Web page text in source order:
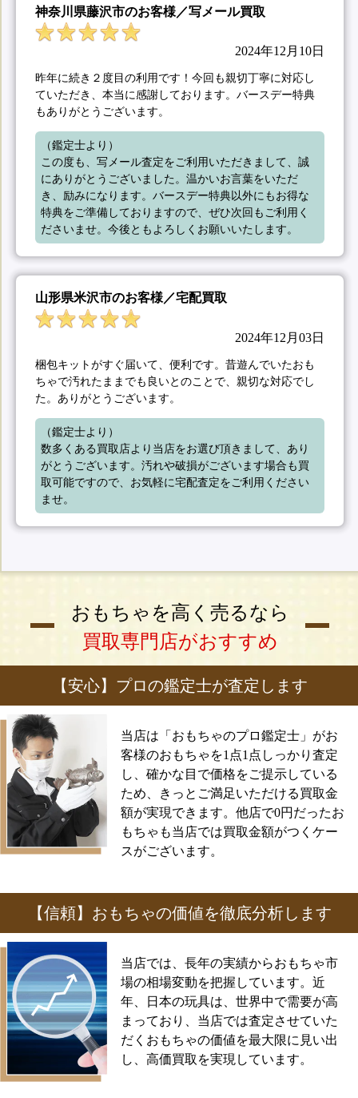
神奈川県藤沢市のお客様／写メール買取
2024年12月10日
昨年に続き２度目の利用です！今回も親切丁寧に対応し
ていただき、本当に感謝しております。バースデー特典
もありがとうございます。
（鑑定士より）
この度も、写メール査定をご利用いただきまして、誠
にありがとうございました。温かいお言葉をいただ
き、励みになります。バースデー特典以外にもお得な
特典をご準備しておりますので、ぜひ次回もご利用く
ださいませ。今後ともよろしくお願いいたします。
山形県米沢市のお客様／宅配買取
2024年12月03日
梱包キットがすぐ届いて、便利です。昔遊んでいたおも
ちゃで汚れたままでも良いとのことで、親切な対応でし
た。ありがとうございます。
（鑑定士より）
数多くある買取店より当店をお選び頂きまして、あり
がとうございます。汚れや破損がございます場合も買
取可能ですので、お気軽に宅配査定をご利用ください
ませ。
おもちゃを高く売るなら
買取専門店がおすすめ
【安心】プロの鑑定士が査定します
当店は「おもちゃのプロ鑑定士」がお
客様のおもちゃを1点1点しっかり査定
し、確かな目で価格をご提示している
ため、きっとご満足いただける買取金
額が実現できます。他店で0円だったお
もちゃも当店では買取金額がつくケー
スがございます。
【信頼】おもちゃの価値を徹底分析します
当店では、長年の実績からおもちゃ市
場の相場変動を把握しています。近
年、日本の玩具は、世界中で需要が高
まっており、当店では査定させていた
だくおもちゃの価値を最大限に見い出
し、高価買取を実現しています。